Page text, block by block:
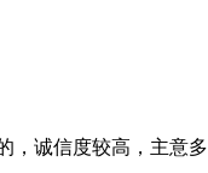
诚信度较高，主意